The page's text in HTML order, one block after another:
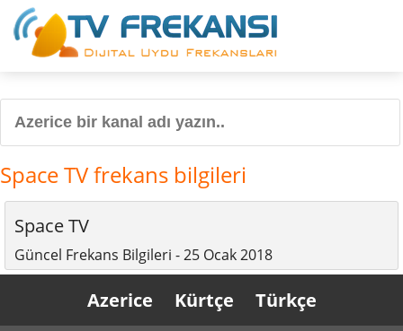
Space TV frekans bilgileri
Space TV
Güncel Frekans Bilgileri - 25 Ocak 2018
Azerice Kürtçe Türkçe